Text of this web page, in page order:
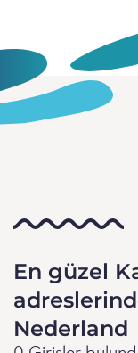
En güzel
Nederland